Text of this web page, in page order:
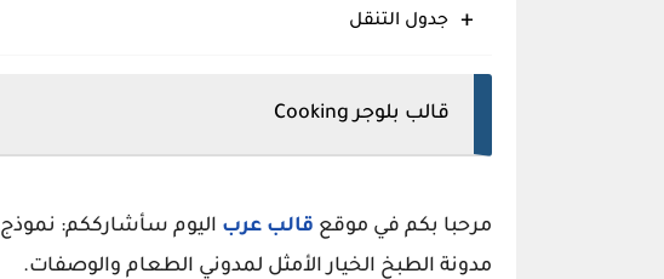
جدول التنقل
قالب بلوجر Cooking
مرحبا بكم في موقع قالب عرب اليوم سأشارككم: نموذج
مدونة الطبخ الخيار الأمثل لمدوني الطعام والوصفات.